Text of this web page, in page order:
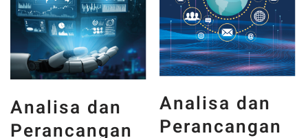
Analisa dan
Perancangan
Analisa dan
Perancangan